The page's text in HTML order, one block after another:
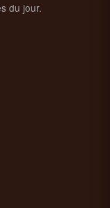
du jour.